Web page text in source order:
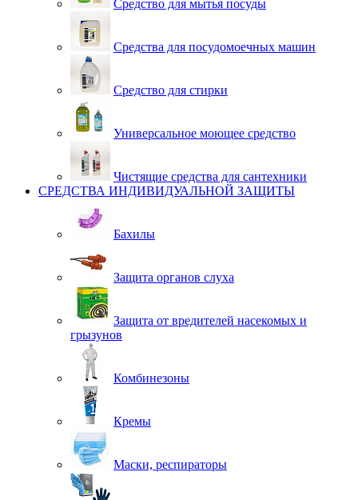
Средство для мытья посуды
Средства для посудомоечных машин
Средство для стирки
Универсальное моющее средство
Чистящие средства для сантехники
СРЕДСТВА ИНДИВИДУАЛЬНОЙ ЗАЩИТЫ
Бахилы
Защита органов слуха
Защита от вредителей насекомых и
грызунов
Комбинезоны
Кремы
Маски, респираторы